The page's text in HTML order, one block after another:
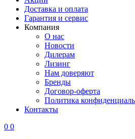
Доставка и оплата
Гарантия и сервис
Компания
О нас
Новости
Дилерам
Лизинг
Нам доверяют
Бренды
Договор-оферта
Политика
Контакты
0 0